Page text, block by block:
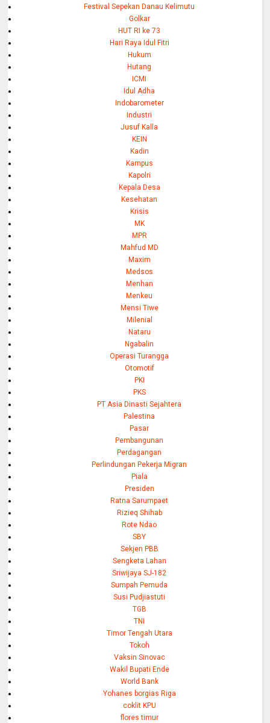
Festival Sepekan Danau Kelimutu
Golkar
HUT RI ke 73
Hari Raya Idul Fitri
Hukum
Hutang
ICMI
Idul Adha
Indobarometer
Industri
Jusuf Kalla
KEIN
Kadin
Kampus
Kapolri
Kepala Desa
Kesehatan
Krisis
MK
MPR
Mahfud MD
Maxim
Medsos
Menhan
Menkeu
Mensi Tiwe
Milenial
Nataru
Ngabalin
Operasi Turangga
Otomotif
PKI
PKS
PT Asia Dinasti Sejahtera
Palestina
Pasar
Pembangunan
Perdagangan
Perlindungan Pekerja Migran
Piala
Presiden
Ratna Sarumpaet
Rizieq Shihab
Rote Ndao
SBY
Sekjen PBB
Sengketa Lahan
Sriwijaya SJ-182
Sumpah Pemuda
Susi Pudjiastuti
TGB
TNI
Timor Tengah Utara
Tokoh
Vaksin Sinovac
Wakil Bupati Ende
World Bank
Yohanes borgias Riga
coklit KPU
flores timur